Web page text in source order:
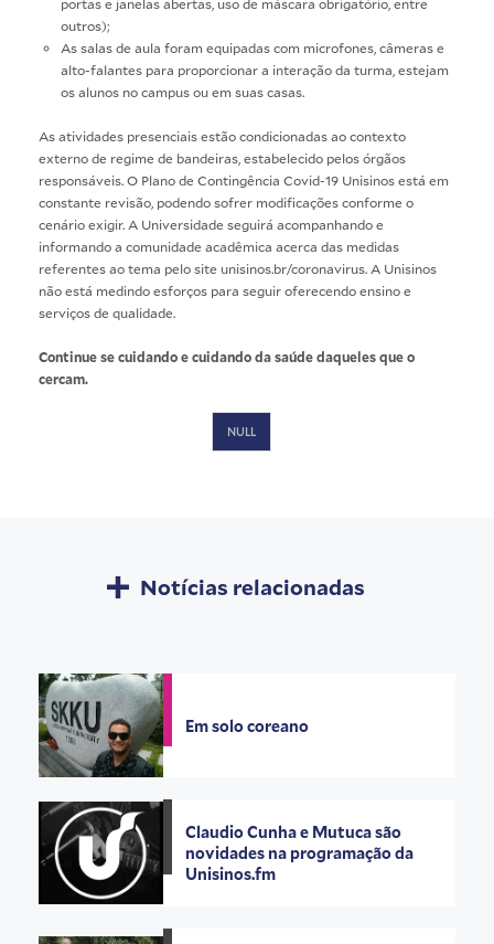
outros);
As salas de aula foram equipadas com microfones, câmeras e
alto-falantes para proporcionar a interação da turma, estejam
os alunos no campus ou em suas casas.
As atividades presenciais estão condicionadas ao contexto
externo de regime de bandeiras, estabelecido pelos órgãos
responsáveis. O Plano de Contingência Covid-19 Unisinos está em
constante revisão, podendo sofrer modificações conforme o
cenário exigir. A Universidade seguirá acompanhando e
informando a comunidade acadêmica acerca das medidas
referentes ao tema pelo site unisinos.br/coronavirus. A Unisinos
não está medindo esforços para seguir oferecendo ensino e
serviços de qualidade.
Continue se cuidando e cuidando da saúde daqueles que o
cercam.
NULL
Notícias relacionadas
Em solo coreano
Claudio Cunha e Mutuca são
novidades na programação da
Unisinos.fm